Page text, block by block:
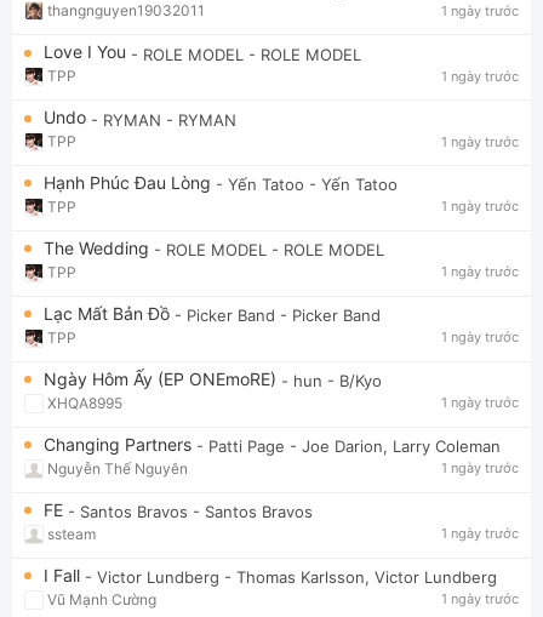
thangnguyen19032011 1 ngày trước
Love I You - ROLE MODEL - ROLE MODEL
TPP 1 ngày trước
Undo - RYMAN - RYMAN
TPP 1 ngày trước
Hạnh Phúc Đau Lòng - Yến Tatoo - Yến Tatoo
TPP 1 ngày trước
The Wedding - ROLE MODEL - ROLE MODEL
TPP 1 ngày trước
Lạc Mất Bản Đồ - Picker Band - Picker Band
TPP 1 ngày trước
Ngày Hôm Ấy (EP ONEmoRE) - hun - B/Kyo
XHQA8995 1 ngày trước
Changing Partners - Patti Page - Joe Darion, Larry Coleman
Nguyễn Thế Nguyên 1 ngày trước
FE - Santos Bravos - Santos Bravos
ssteam 1 ngày trước
I Fall - Victor Lundberg - Thomas Karlsson, Victor Lundberg
Vũ Mạnh Cường 1 ngày trước